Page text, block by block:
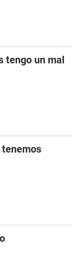
tengo un mal
tenemos